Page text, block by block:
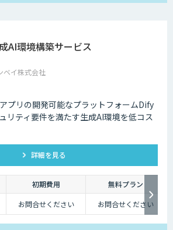
AI環境構築サービス
ベイ株式会社
プリの開発可能なプラットフォームDify
リティ要件を満たす生成AI環境を低コス
詳細を見る
初期費用
無料プラン
お問合せください お問合せください